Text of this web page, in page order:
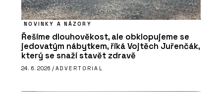
NOVINKY A NÁZORY
Řešíme dlouhověkost, ale obklopujeme se
jedovatým nábytkem, říká Vojtěch Juřenčák,
který se snaží stavět zdravě
24. 6. 2026 / ADVERTORIAL